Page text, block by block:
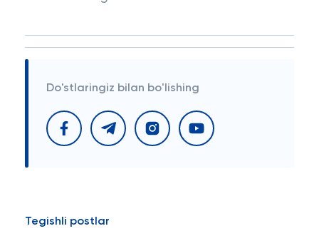
Do'stlaringiz bilan bo'lishing
Tegishli postlar